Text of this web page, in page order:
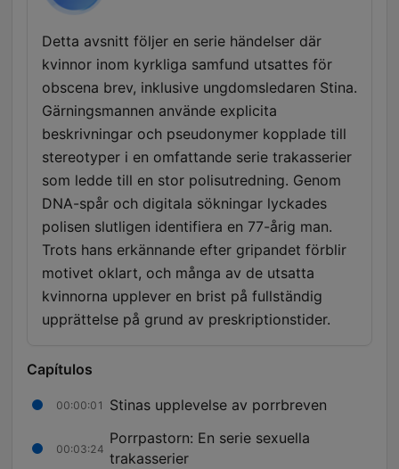
Detta avsnitt följer en serie händelser där
kvinnor inom kyrkliga samfund utsattes för
obscena brev, inklusive ungdomsledaren Stina.
Gärningsmannen använde explicita
beskrivningar och pseudonymer kopplade till
stereotyper i en omfattande serie trakasserier
som ledde till en stor polisutredning. Genom
DNA-spår och digitala sökningar lyckades
polisen slutligen identifiera en 77-årig man.
Trots hans erkännande efter gripandet förblir
motivet oklart, och många av de utsatta
kvinnorna upplever en brist på fullständig
upprättelse på grund av preskriptionstider.
Capítulos
00:00:01 Stinas upplevelse av porrbreven
00:03:24
Porrpastorn: En serie sexuella
trakasserier